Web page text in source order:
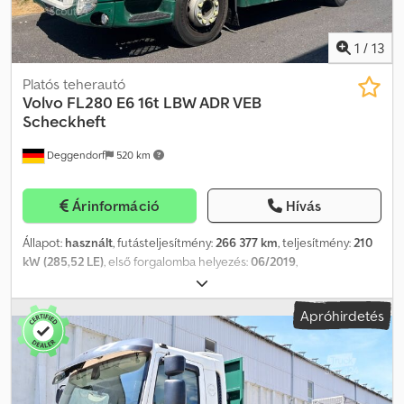
1 / 13
Deggendorf 520 km
Platós teherautó
Volvo FL280 E6 16t LBW ADR VEB
Scheckheft
Árinformáció Hívás
Állapot: használt, futásteljesítmény:266 377 km, teljesítmény:210
kW (285,52 LE), első forgalomba helyezés:06/2019,
, saját tömeg:
8 980 kg, össztömeg:16 000 kg, tengelyelrendezés:4x2,
tengelytáv:3 800 mm, fékek:motorfék, szín:zöld, vezetőfülke:
nappali fülke, hajtástípus: automata , kibocsátási osztály:
felfüggesztés:levegő, ülések száma:2, raktér hossza:5 300 mm
rakodótér szélesség:2 360 mm, Felszereltség:
differenciálzár, elektronikus stabilitásprogram (ESP),
Apróhirdetés